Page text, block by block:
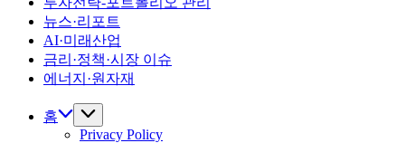
뉴스·리포트
AI·미래산업
금리·정책·시장 이슈
에너지·원자재
홈
Privacy Policy